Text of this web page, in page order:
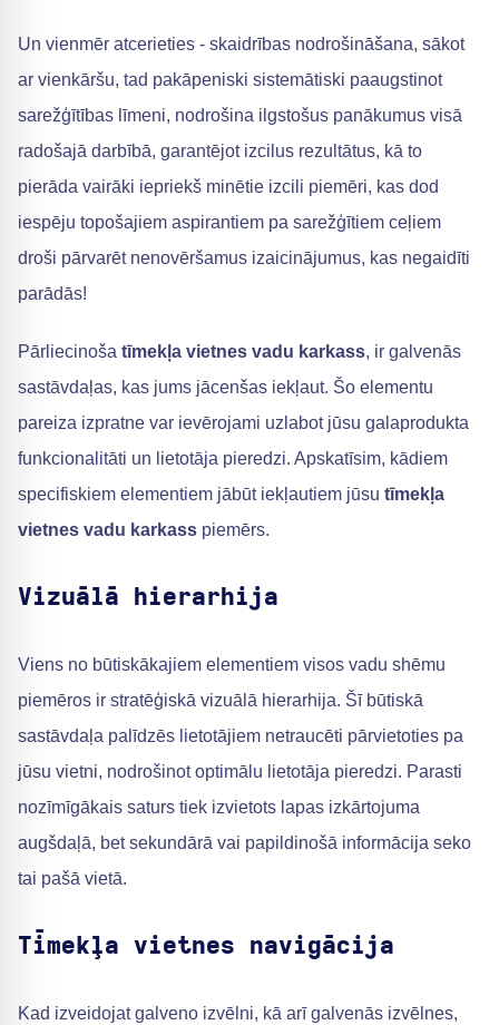
Un vienmēr atcerieties - skaidrības nodrošināšana, sākot
ar vienkāršu, tad pakāpeniski sistemātiski paaugstinot
sarežģītības līmeni, nodrošina ilgstošus panākumus visā
radošajā darbībā, garantējot izcilus rezultātus, kā to
pierāda vairāki iepriekš minētie izcili piemēri, kas dod
iespēju topošajiem aspirantiem pa sarežģītiem ceļiem
droši pārvarēt nenovēršamus izaicinājumus, kas negaidīti
parādās!
Pārliecinoša tīmekļa vietnes vadu karkass, ir galvenās
sastāvdaļas, kas jums jācenšas iekļaut. Šo elementu
pareiza izpratne var ievērojami uzlabot jūsu galaprodukta
funkcionalitāti un lietotāja pieredzi. Apskatīsim, kādiem
specifiskiem elementiem jābūt iekļautiem jūsu tīmekļa
vietnes vadu karkass piemērs.
Vizuālā hierarhija
Viens no būtiskākajiem elementiem visos vadu shēmu
piemēros ir stratēģiskā vizuālā hierarhija. Šī būtiskā
sastāvdaļa palīdzēs lietotājiem netraucēti pārvietoties pa
jūsu vietni, nodrošinot optimālu lietotāja pieredzi. Parasti
nozīmīgākais saturs tiek izvietots lapas izkārtojuma
augšdaļā, bet sekundārā vai papildinošā informācija seko
tai pašā vietā.
Tīmekļa vietnes navigācija
Kad izveidojat galveno izvēlni, kā arī galvenās izvēlnes,